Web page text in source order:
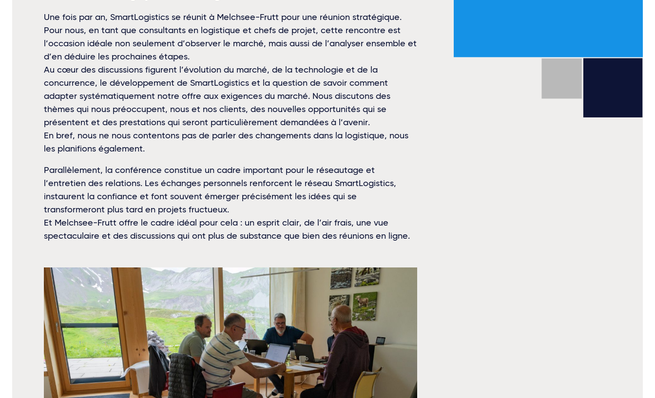
Une fois par an, SmartLogistics se réunit à Melchsee-Frutt pour une réunion stratégique.
Pour nous, en tant que consultants en logistique et chefs de projet, cette rencontre est
l’occasion idéale non seulement d’observer le marché, mais aussi de l’analyser ensemble et
d’en déduire les prochaines étapes.
Au cœur des discussions figurent l’évolution du marché, de la technologie et de la
concurrence, le développement de SmartLogistics et la question de savoir comment
adapter systématiquement notre offre aux exigences du marché. Nous discutons des
thèmes qui nous préoccupent, nous et nos clients, des nouvelles opportunités qui se
présentent et des prestations qui seront particulièrement demandées à l’avenir.
En bref, nous ne nous contentons pas de parler des changements dans la logistique, nous
les planifions également.
Parallèlement, la conférence constitue un cadre important pour le réseautage et
l’entretien des relations. Les échanges personnels renforcent le réseau SmartLogistics,
instaurent la confiance et font souvent émerger précisément les idées qui se
transformeront plus tard en projets fructueux.
Et Melchsee-Frutt offre le cadre idéal pour cela : un esprit clair, de l’air frais, une vue
spectaculaire et des discussions qui ont plus de substance que bien des réunions en ligne.